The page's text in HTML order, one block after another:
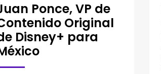
Ponce, VP de
Original
Disney+ para